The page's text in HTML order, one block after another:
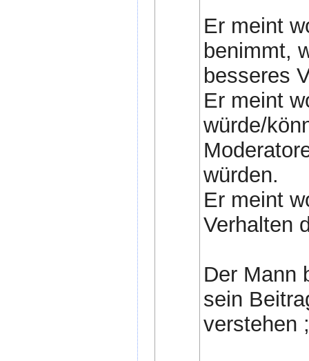
Er meint
benimmt,
besseres
Er meint
würde/
würden.
Er meint
Verhalten
Der Mann
sein
verstehen